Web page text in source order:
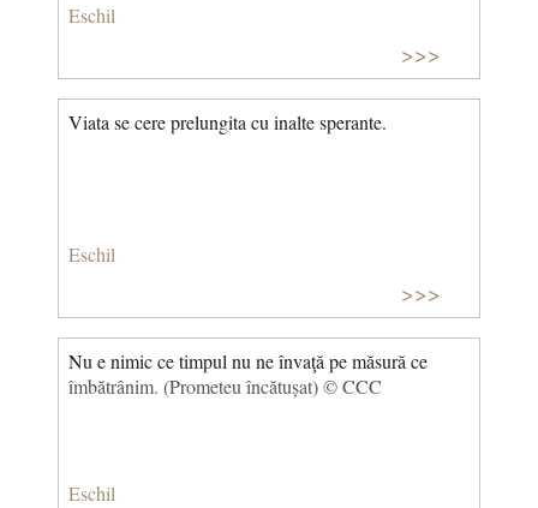
Eschil
>>>
Viata se cere prelungita cu inalte sperante.
Eschil
>>>
Nu e nimic ce timpul nu ne învaţă pe măsură ce
îmbătrânim. (Prometeu încătușat) © CCC
Eschil